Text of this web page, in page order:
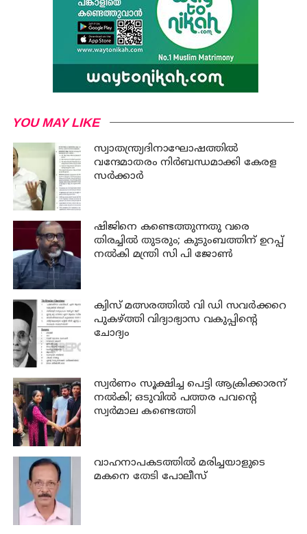
YOU MAY LIKE
സ്വാതന്ത്ര്യദിനാഘോഷത്തില്‍
വന്ദേമാതരം നിര്‍ബന്ധമാക്കി കേരള
സര്‍ക്കാര്‍
ഷിജിനെ കണ്ടെത്തുന്നതു വരെ
തിരച്ചില്‍ തുടരും; കുടുംബത്തിന് ഉറപ്പ്
നല്‍കി മന്ത്രി സി പി ജോണ്‍
ക്വിസ് മത്സരത്തില്‍ വി ഡി സവര്‍ക്കറെ
പുകഴ്ത്തി വിദ്യാഭ്യാസ വകുപ്പിന്റെ
ചോദ്യം
സ്വര്‍ണം സൂക്ഷിച്ച പെട്ടി ആക്രിക്കാരന്
നല്‍കി; ഒടുവില്‍ പത്തര പവന്റെ
സ്വര്‍മാല കണ്ടെത്തി
വാഹനാപകടത്തില്‍ മരിച്ചയാളുടെ
മകനെ തേടി പോലീസ്